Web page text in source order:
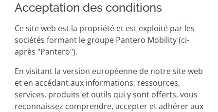
Acceptation des conditions
Ce site web est la propriété et est exploité par les
sociétés formant le groupe Pantero Mobility (ci-
après "Pantero").
En visitant la version européenne de notre site web
et en accédant aux informations, ressources,
services, produits et outils qui y sont offerts, vous
reconnaissez comprendre, accepter et adhérer aux